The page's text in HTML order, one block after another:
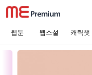
웹툰 웹소설 캐릭챗